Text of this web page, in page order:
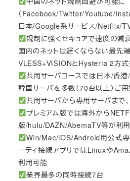
（Facebook/Twitter/Youtube/
日本/Google系サービス/Netflix/
規制に強くセキュアで速度の減
国内のネットは遅くならない最先
VLESS+VISIONとHysteria 2方式
共用サーバコースでは日本/香
韓国サーバを多数（70台以上）ご
共用サーバから専用サーバまで
プレミアム版では海外から
版/hulu/DAZN/AbemaTV等が利
Win/Mac/iOS/Android用公式専
ーティ接続アプリではLinuxや
利用可能
業界最多の同時接続7台